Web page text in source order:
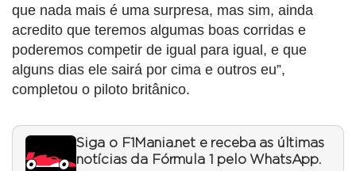
que nada mais é uma surpresa, mas sim, ainda
acredito que teremos algumas boas corridas e
poderemos competir de igual para igual, e que
alguns dias ele sairá por cima e outros eu”,
completou o piloto britânico.
Siga o F1Mania.net e receba as últimas
notícias da Fórmula 1 pelo WhatsApp.